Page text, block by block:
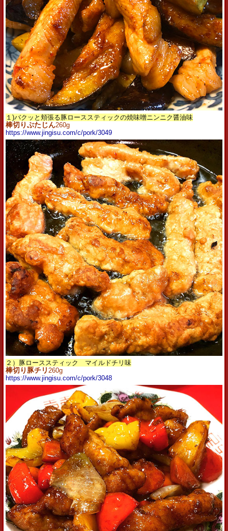
１)バクッと頬張る豚ローススティックの焼味噌ニンニク醤油味
棒切りぶたじん260g
https://www.jingisu.com/c/pork/3049
２）豚ローススティック マイルドチリ味
棒切り豚チリ 260g
https://www.jingisu.com/c/pork/3048